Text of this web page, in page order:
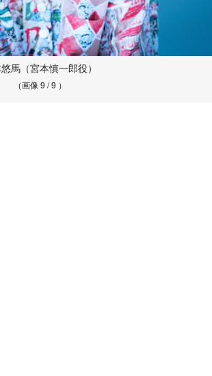
馬（宮本慎一郎役）
（画像 9 / 9 ）